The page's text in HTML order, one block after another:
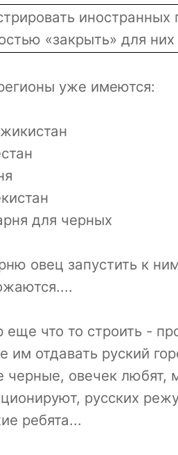
«закрыть» для них
уже имеются:
для черных
овец запустить к
еще что то строить -
им отдавать руский
черные, овечек любят,
русских
ребята...